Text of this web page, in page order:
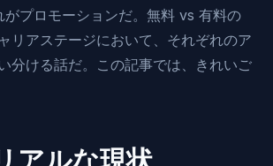
プロモーションだ。無料 vs 有料の
リアステージにおいて、それぞれのア
分ける話だ。この記事では、きれいご